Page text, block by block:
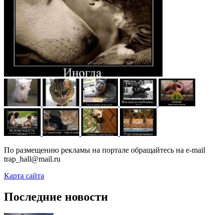
По размещению рекламы на портале обращайтесь на e-mail
trap_hall@mail.ru
Карта сайта
Последние новости